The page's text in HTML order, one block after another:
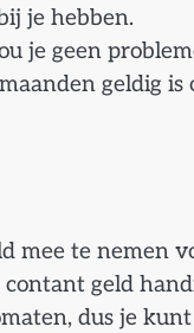
je hebben.
je geen
geldig is
mee te nemen
contant geld
dus je kunt